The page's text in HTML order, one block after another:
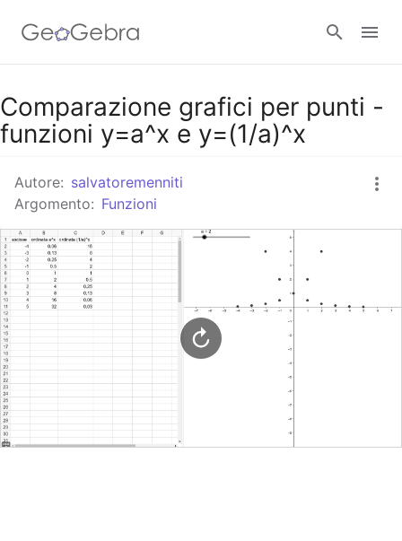
Google Classroom
Accedi
Comparazione grafici per punti -
funzioni y=a^x e y=(1/a)^x
Autore: salvatoremenniti
Argomento: Funzioni